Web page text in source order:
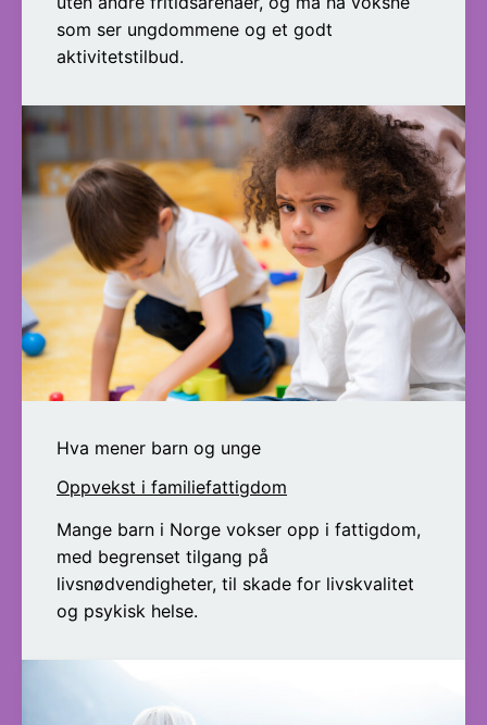
som ser ungdommene og et godt
aktivitetstilbud.
Hva mener barn og unge
Oppvekst i familiefattigdom
Mange barn i Norge vokser opp i fattigdom,
med begrenset tilgang på
livsnødvendigheter, til skade for livskvalitet
og psykisk helse.